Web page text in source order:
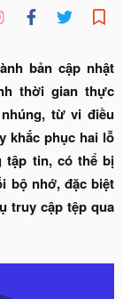
bản cập nhật
thời gian thực
từ vi điều
khắc phục hai lỗ
tập tin, có thể bị
bộ nhớ, đặc biệt
truy cập tệp qua